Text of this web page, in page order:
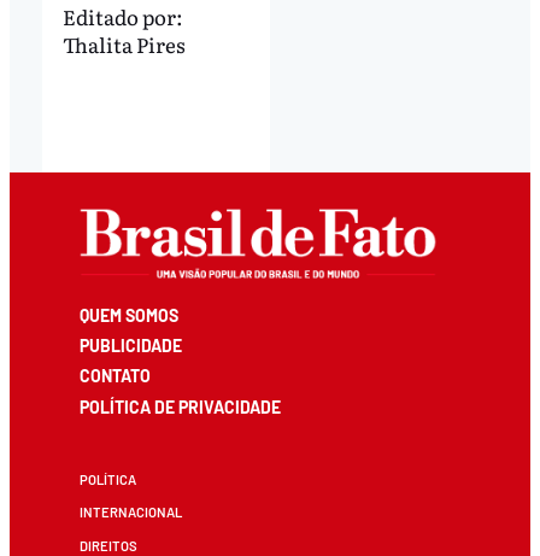
Editado por:
Thalita Pires
QUEM SOMOS
PUBLICIDADE
CONTATO
POLÍTICA DE PRIVACIDADE
POLÍTICA
INTERNACIONAL
DIREITOS